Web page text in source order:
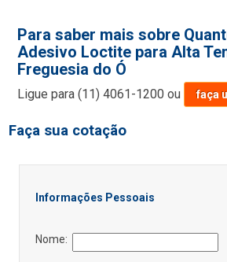
Para saber mais sobre
Adesivo Loctite para Alta
Freguesia do Ó
Ligue para(11) 4061-1200 ou faça
Faça sua cotação
Informações Pessoais
Nome: